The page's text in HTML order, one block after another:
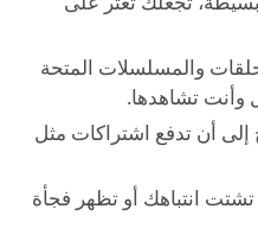
والمسلسلات المتحة
وأنت تشاهدها.
لن يحتاج إلى أن تدفع اشتراكات مثل
انتباهك أو تظهر فجأة